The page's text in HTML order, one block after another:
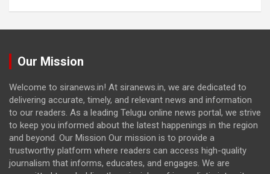
Our Mission
Welcome to siranews.in! At siranews.in, we are dedicated to
delivering accurate, timely, and relevant news and information
to our readers. As a leading Telugu online news portal, we strive
to keep you informed about the latest happenings in the region
and beyond. Our Mission Our mission is to provide a
trustworthy platform where readers can access high-quality
journalism that informs, educates, and engages. We are